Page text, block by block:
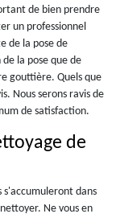
de bien prendre
un professionnel
de la pose de
la pose que de
gouttière. Quels que
Nous serons ravis de
de satisfaction.
de
s'accumuleront dans
Ne vous en